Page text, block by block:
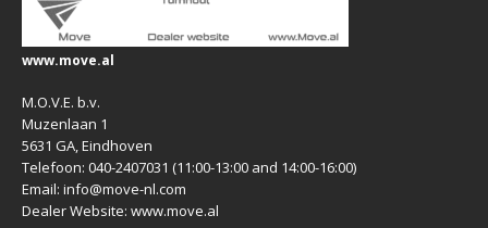
www.move.al
M.O.V.E. b.v.
Muzenlaan 1
5631 GA, Eindhoven
Telefoon: 040-2407031 (11:00-13:00 and 14:00-16:00)
Email: info@move-nl.com
Dealer Website: www.move.al